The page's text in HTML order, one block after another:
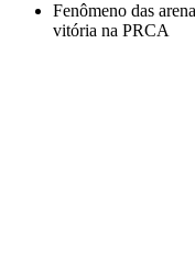
Fenômeno das
vitória na PRCA